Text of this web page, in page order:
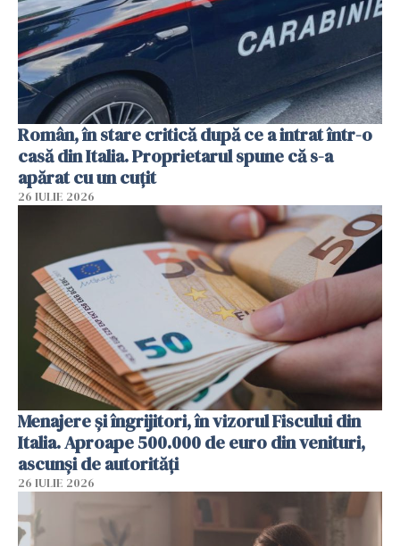
Român, în stare critică după ce a intrat într-o
casă din Italia. Proprietarul spune că s-a
apărat cu un cuțit
26 IULIE 2026
Menajere și îngrijitori, în vizorul Fiscului din
Italia. Aproape 500.000 de euro din venituri,
ascunși de autorități
26 IULIE 2026